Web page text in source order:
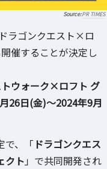
PR TIMES
ラゴンクエスト×ロ
催することが決定し
トウォーク×ロフト グ
26日(金)～2024年9月
で、「 ドラゴンクエス
クト 」で共同開発され